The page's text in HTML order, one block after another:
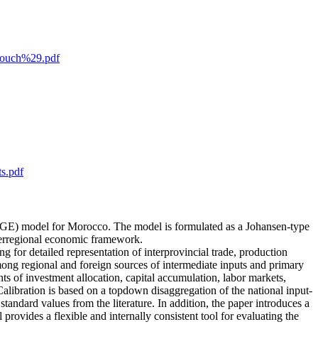
model for Morocco. The model is formulated as a Johansen-type
economic framework.
for detailed representation of interprovincial trade, production
regional and foreign sources of intermediate inputs and primary
of investment allocation, capital accumulation, labor markets,
is based on a topdown disaggregation of the national input-
values from the literature. In addition, the paper introduces a
a flexible and internally consistent tool for evaluating the